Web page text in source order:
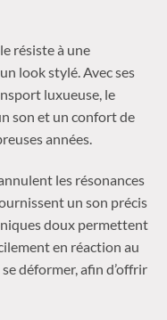
résiste à une
look stylé. Avec ses
luxueuse, le
son et un confort de
années.
les résonances
un son précis
doux permettent
en réaction au
déformer, afin d’offrir